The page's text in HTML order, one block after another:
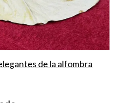
de la alfombra